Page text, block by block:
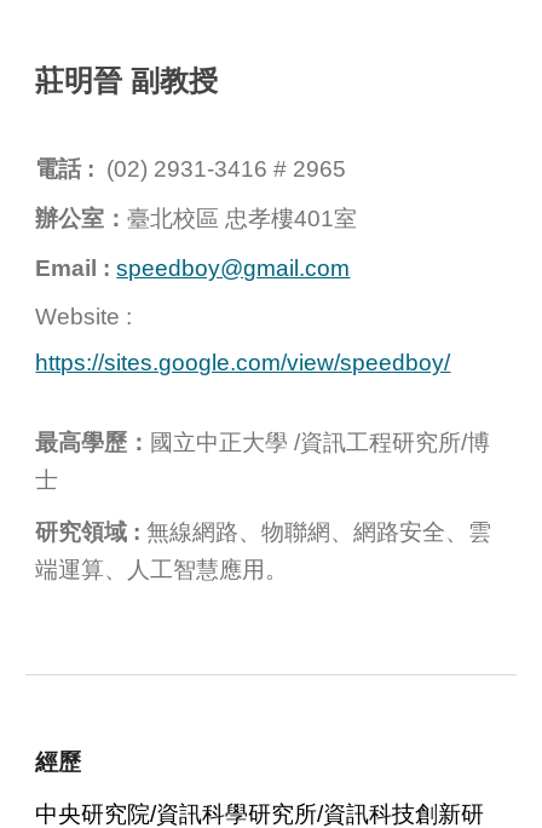
莊明晉 副教授
電話 : (02) 2931-3416 # 2965
辦公室：臺北校區 忠孝樓401室
Email :speedboy@gmail.com
Website :
https://sites.google.com/view/speedboy/
最高學歷： 國立中正大學/資訊工程研究所/博
士
研究領域 :無線網路、物聯網、網路安全、雲
端運算、人工智慧應用。
經歷
中央研究院/資訊科學研究所/資訊科技創新研